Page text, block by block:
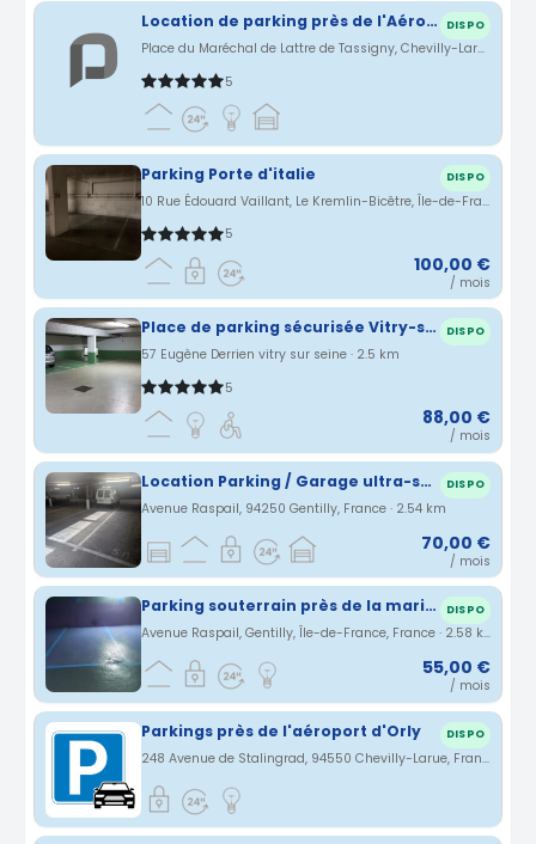
Location de parking près de l'Aéroport d'Orly (chevilly-Larue) DISPO
Place du Maréchal de Lattre de Tassigny, Chevilly-Larue, Île-de-France, France · 2.32 km
5
Parking Porte d'italie DISPO
10 Rue Édouard Vaillant, Le Kremlin-Bicêtre, Île-de-France, France · 2.45 km
5
100,00 €
/ mois
Place de parking sécurisée Vitry-sur-Seine en sous-sol rue Eugène Derrien, quartier Moulin Vert (94) DISPO
57 Eugène Derrien vitry sur seine · 2.5 km
5
88,00 €
/ mois
Location Parking / Garage ultra-sécurisé - Gentilly (Proche M14 / RER B) DISPO
Avenue Raspail, 94250 Gentilly, France · 2.54 km
70,00 €
/ mois
Parking souterrain près de la marie de gentilly DISPO
Avenue Raspail, Gentilly, Île-de-France, France · 2.58 km
55,00 €
/ mois
Parkings près de l'aéroport d'Orly DISPO
248 Avenue de Stalingrad, 94550 Chevilly-Larue, France · 2.81 km